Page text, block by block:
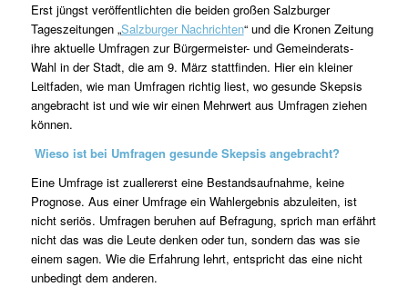
Erst jüngst veröffentlichten die beiden großen Salzburger
Tageszeitungen „Salzburger Nachrichten“ und die Kronen Zeitung
ihre aktuelle Umfragen zur Bürgermeister- und Gemeinderats-
Wahl in der Stadt, die am 9. März stattfinden. Hier ein kleiner
Leitfaden, wie man Umfragen richtig liest, wo gesunde Skepsis
angebracht ist und wie wir einen Mehrwert aus Umfragen ziehen
können.
Wieso ist bei Umfragen gesunde Skepsis angebracht?
Eine Umfrage ist zuallererst eine Bestandsaufnahme, keine
Prognose. Aus einer Umfrage ein Wahlergebnis abzuleiten, ist
nicht seriös. Umfragen beruhen auf Befragung, sprich man erfährt
nicht das was die Leute denken oder tun, sondern das was sie
einem sagen. Wie die Erfahrung lehrt, entspricht das eine nicht
unbedingt dem anderen.